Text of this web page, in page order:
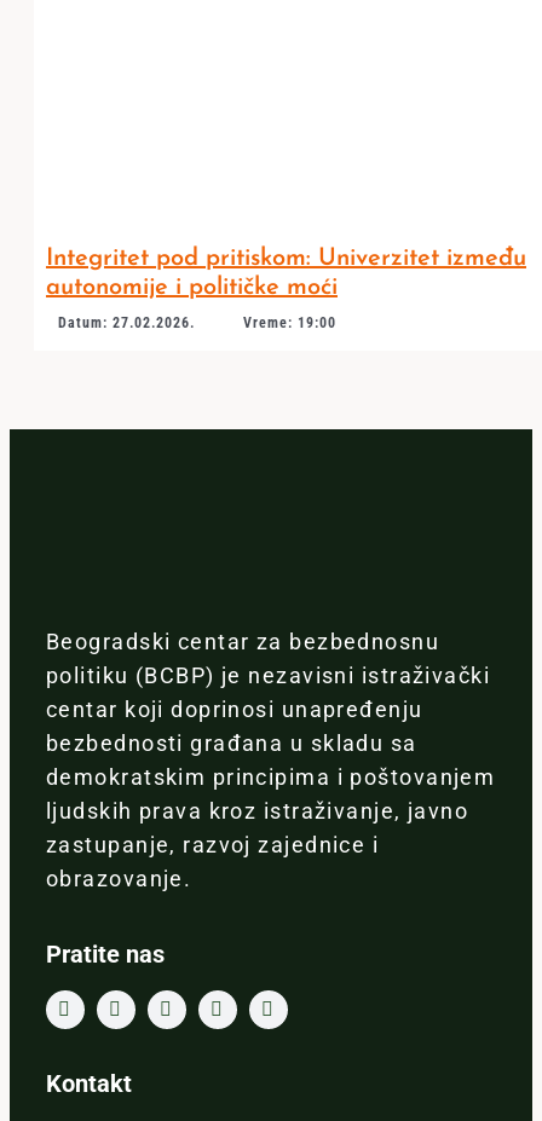
Integritet pod pritiskom: Univerzitet između
autonomije i političke moći
Datum: 27.02.2026. Vreme: 19:00
Beogradski centar za bezbednosnu
politiku (BCBP) je nezavisni istraživački
centar koji doprinosi unapređenju
bezbednosti građana u skladu sa
demokratskim principima i poštovanjem
ljudskih prava kroz istraživanje, javno
zastupanje, razvoj zajednice i
obrazovanje.
Pratite nas
Kontakt